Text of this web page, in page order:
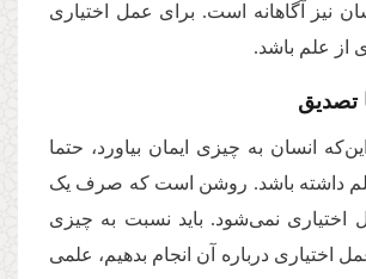
نیز آگاهانه است. برای عمل اختیاری
از علم باشد.
تصدیق
انسان به چیزی ایمان بیاورد، حتما
داشته باشد. روشن است که صرف یک
اختیاری نمی‌شود. باید نسبت به چیزی
اختیاری درباره آن انجام بدهیم، علمی